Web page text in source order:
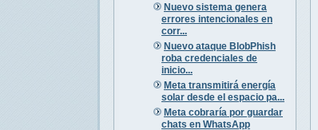
Nuevo sistema genera
errores intencionales en
corr...
Nuevo ataque BlobPhish
roba credenciales de
inicio...
Meta transmitirá energía
solar desde el espacio pa...
Meta cobraría por guardar
chats en WhatsApp